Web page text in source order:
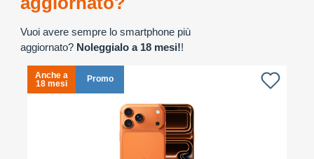
Vuoi avere sempre lo smartphone più
aggiornato? Noleggialo a 18 mesi!!
Anche a
18 mesi
Promo